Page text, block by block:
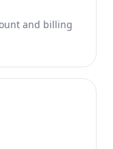
and billing